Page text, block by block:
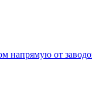
напрямую от